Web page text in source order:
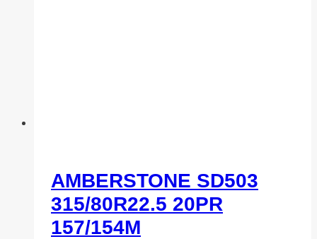
Популярные
шины
AMBERSTONE SD503
315/80R22.5 20PR
157/154M